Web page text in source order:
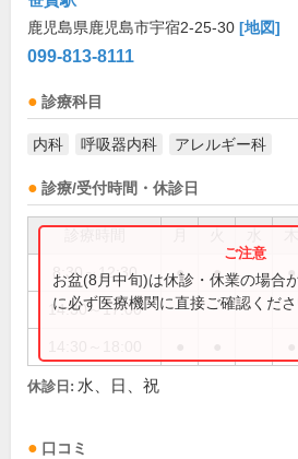
鹿児島県鹿児島市宇宿2-25-30 [地図]
099-813-8111
診療科目
内科 呼吸器内科 アレルギー科
診療/受付時間・休診日
8:30～12:30 ● ● ●
14:30～17:00
お盆(8月中旬)は休診・休業の場合
に必ず医療機関に直接ご確認くださ
休診日: 水、日、祝
口コミ